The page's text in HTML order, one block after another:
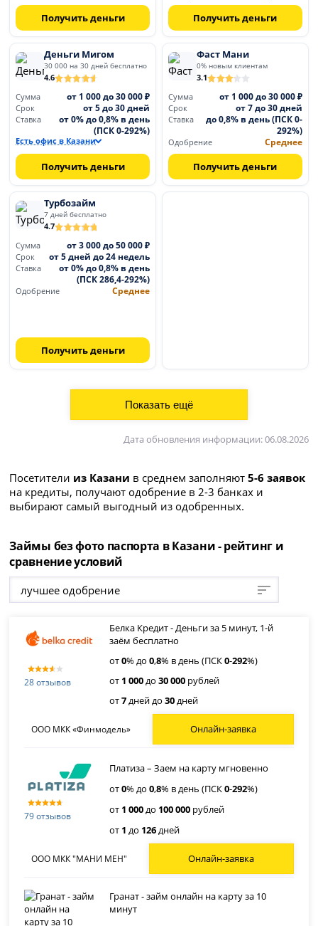
Получить деньги Получить деньги
Деньги Мигом
30 000 на 30 дней бесплатно
4.6
Сумма
от 1 000 до 30 000 ₽
Срок от 5 до 30 дней
Ставка
от 0% до 0,8% в день
(ПСК 0-292%)
Есть офис в Казани
Получить деньги
Фаст Мани
0% новым клиентам
3.1
Сумма
от 1 000 до 30 000 ₽
Срок от 7 до 30 дней
Ставка
до 0,8% в день (ПСК 0-
292%)
Одобрение Среднее
Получить деньги
Турбозайм
7 дней бесплатно
4.7
Сумма
от 3 000 до 50 000 ₽
Срок от 5 дней до 24 недель
Ставка
от 0% до 0,8% в день
(ПСК 286,4-292%)
Одобрение Среднее
Получить деньги
Дата обновления информации: 06.08.2026
Посетители из Казани в среднем заполняют5-6 заявок
на кредиты, получают одобрение в 2-3 банках и
выбирают самый выгодный из одобренных.
Займы без фото паспорта в Казани - рейтинг и
сравнение условий
лучшее одобрение
28 отзывов
Белка Кредит - Деньги за 5 минут, 1-й
заём бесплатно
от0% до0,8% в день (ПСК0-292%)
от 1 000до30 000 рублей
от7дней до30дней
ООО МКК «Финмодель» Онлайн-заявка
79 отзывов
Платиза – Заем на карту мгновенно
от0% до0,8% в день (ПСК0-292%)
от 1 000до 100 000 рублей
от 1 до 126дней
ООО МКК "МАНИ МЕН" Онлайн-заявка
Гранат - займ онлайн на карту за 10
минут